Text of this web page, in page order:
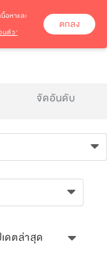
จัดอันดับ
ดตล่าสุด
อหาและ
นตัว’
ตกลง